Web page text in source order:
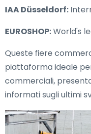
IAA Düsseldorf:
EUROSHOP:World's
Queste fiere
piattaforma ideale
commerciali,
informati sugli ultimi